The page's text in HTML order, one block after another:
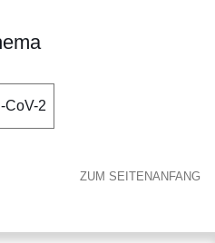
CoV-2
ZUM SEITENANFANG